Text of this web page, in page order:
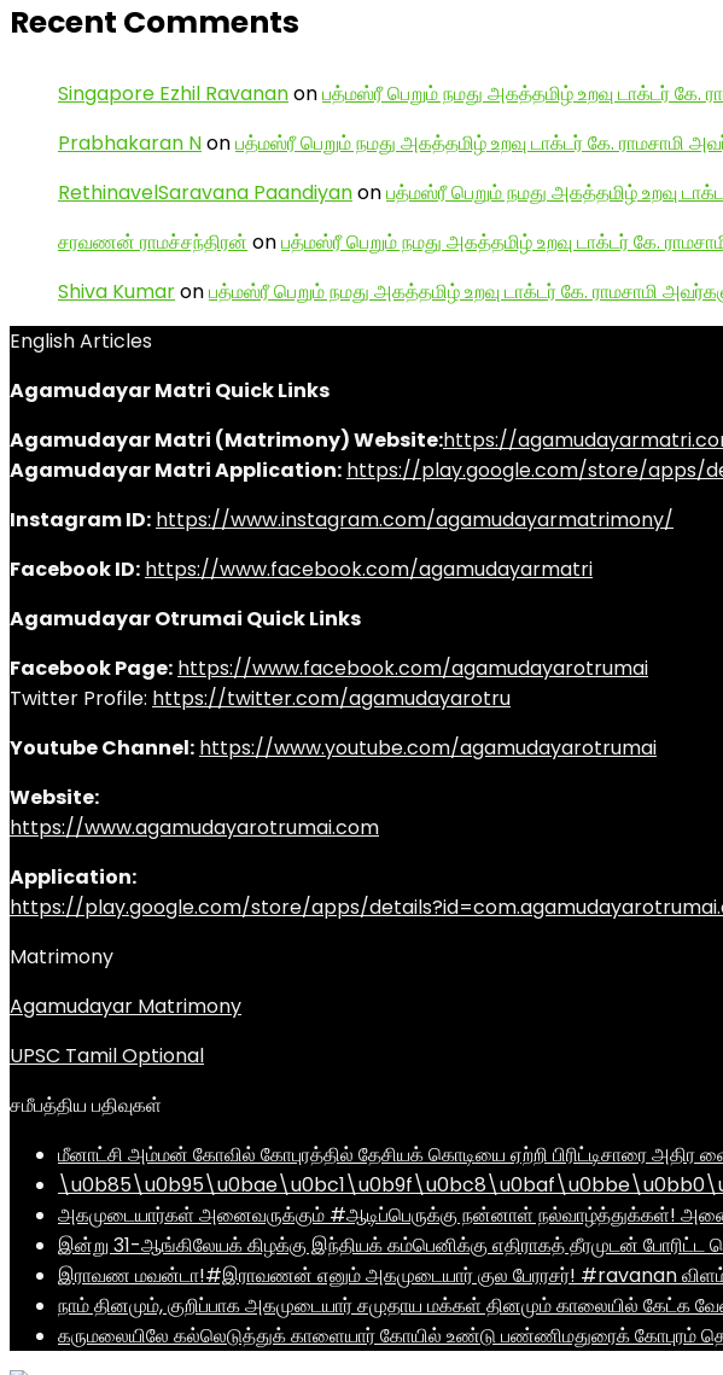
Recent Comments
Singapore Ezhil Ravananonபத்மஸ்ரீ பெறும் நமது அகத்தமிழ் உறவு டாக்டர் கே.
Prabhakaran Nonபத்மஸ்ரீ பெறும் நமது அகத்தமிழ் உறவு டாக்டர் கே. ராமசாமி
RethinavelSaravana Paandiyanonபத்மஸ்ரீ பெறும் நமது அகத்தமிழ் உறவு
சரவணன் ராமச்சந்திரன் onபத்மஸ்ரீ பெறும் நமது அகத்தமிழ் உறவு டாக்டர் கே.
Shiva Kumaronபத்மஸ்ரீ பெறும் நமது அகத்தமிழ் உறவு டாக்டர் கே. ராமசாமி
English Articles
Agamudayar Matri Quick Links
Agamudayar Matri (Matrimony) Website:https://
Agamudayar Matri Application: https://play.google.com/store/apps/
Instagram ID: https://www.instagram.com/agamudayarmatrimony/
Facebook ID: https://www.facebook.com/agamudayarmatri
Agamudayar Otrumai Quick Links
Facebook Page: https://www.facebook.com/agamudayarotrumai
Twitter Profile: https://twitter.com/agamudayarotru
Youtube Channel: https://www.youtube.com/agamudayarotrumai
Website:
https://www.agamudayarotrumai.com
Application:
https://play.google.com/store/apps/
Matrimony
Agamudayar Matrimony
UPSC Tamil Optional
சமீபத்திய பதிவுகள்
மீனாட்சி அம்மன் கோவில் கோபுரத்தில் தேசியக் கொடியை ஏற்றி பிரிட்டிசாரை அதிர
அகமுடையார்கள் அனைவருக்கும் #ஆடிப்பெருக்கு நன்னாள் நல்வாழ்த்துக்கள்!
இன்று 31-ஆங்கிலேயக் கிழக்கு இந்தியக் கம்பெனிக்கு எதிராகத் தீரமுடன்
இராவண மவன்டா!#இராவணன் எனும் அகமுடையார் குல பேரரசர்! #ravanan
நாம் தினமும், குறிப்பாக அகமுடையார் சமுதாய மக்கள் தினமும் காலையில் கேட்க
கருமலையிலே கல்லெடுத்துக் காளையார் கோயில் உண்டு பண்ணிமதுரைக் கோபுரம்